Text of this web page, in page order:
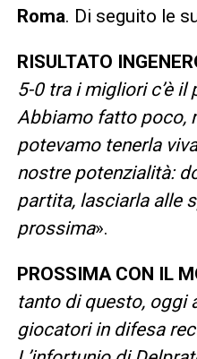
Roma. Di seguito le
RISULTATO
5-0 tra i migliori c’è il
Abbiamo fatto poco,
potevamo tenerla
nostre potenzialità:
partita, lasciarla alle
prossima».
PROSSIMA CON IL
tanto di questo, oggi
giocatori in difesa